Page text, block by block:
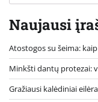
Naujausi
Atostogos su šeima:
Minkšti dantų protezai:
Gražiausi kalėdiniai